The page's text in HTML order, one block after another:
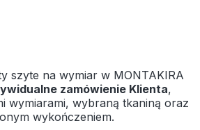
szyte na wymiar w MONTAKIRA
zamówienie Klienta,
wymiarami, wybraną tkaniną oraz
wykończeniem.